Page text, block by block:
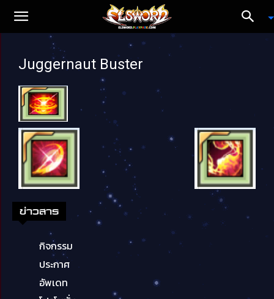
Juggernaut Buster
ข่าวสาร
กิจกรรม
ประกาศ
อัพเดท